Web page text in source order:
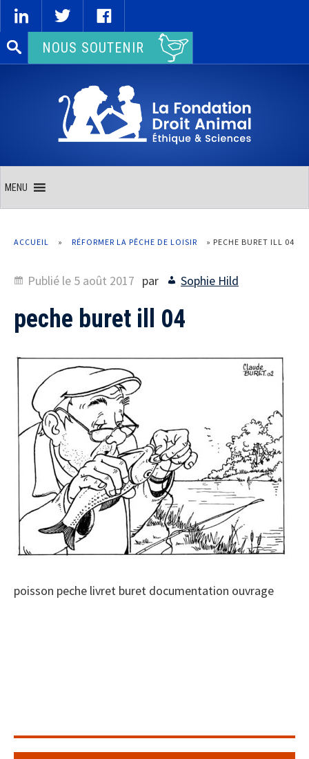
Rechercher :NOUS SOUTENIR
MENU
ACCUEIL » RÉFORMER LA PÊCHE DE LOISIR » PECHE BURET ILL 04
Publié le 5 août 2017 par Sophie Hild
peche buret ill 04
poisson peche livret buret documentation ouvrage